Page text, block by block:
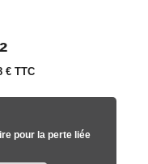
€ TTC
pour la perte liée